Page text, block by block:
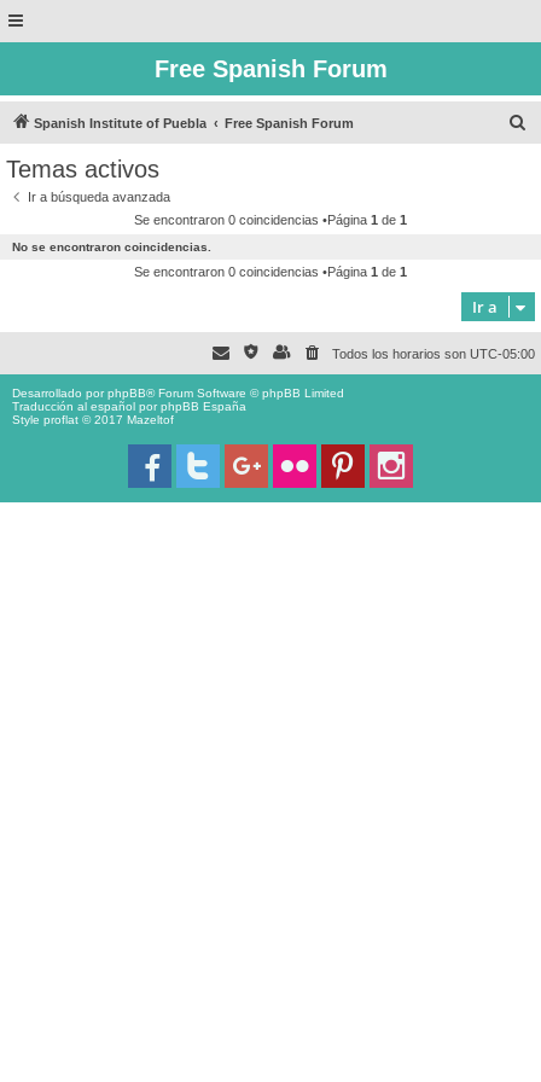
Free Spanish Forum
Spanish Institute of Puebla Free Spanish Forum
Temas activos
Ir a búsqueda avanzada
Se encontraron 0 coincidencias •Página 1 de 1
No se encontraron coincidencias.
Se encontraron 0 coincidencias •Página 1 de 1
Ir a
Todos los horarios son UTC-05:00
Desarrollado porphpBB® Forum Software © phpBB Limited
Traducción al español porphpBB España
Style proflat © 2017 Mazeltof